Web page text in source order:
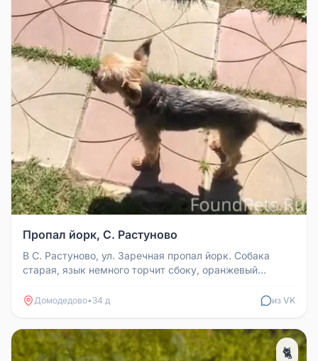
Пропал йорк, С. Растуново
В С. Растуново, ул. Заречная пропал йорк. Собака
старая, язык немного торчит сбоку, оранжевый
Домодедово• 34 д из VK
🐈